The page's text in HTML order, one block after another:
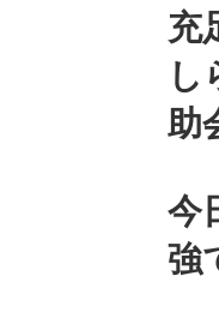
充
し
助
今
強